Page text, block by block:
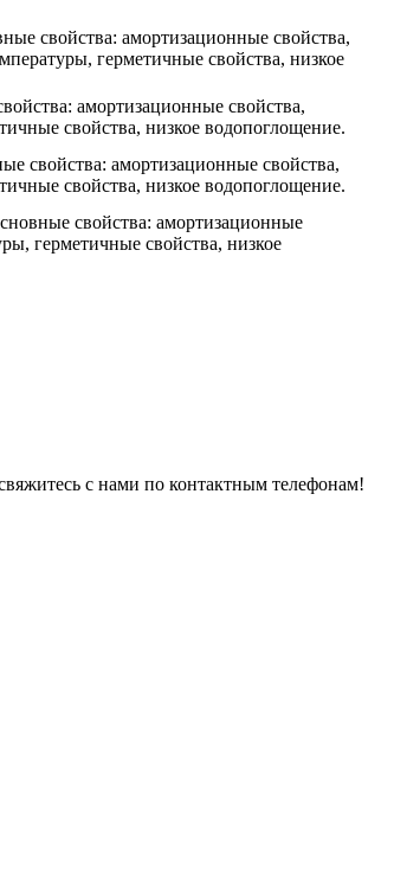
свойства: амортизационные свойства,
герметичные свойства, низкое
амортизационные свойства,
свойства, низкое водопоглощение.
свойства: амортизационные свойства,
свойства, низкое водопоглощение.
свойства: амортизационные
герметичные свойства, низкое
с нами по контактным телефонам!